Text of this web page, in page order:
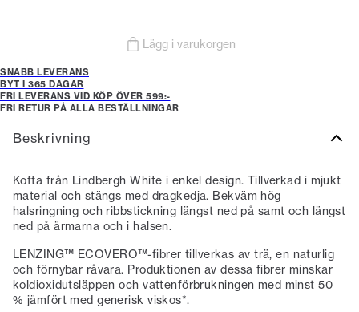
Lägg i varukorgen
SNABB LEVERANS
BYT I 365 DAGAR
FRI LEVERANS VID KÖP ÖVER 599:-
FRI RETUR PÅ ALLA BESTÄLLNINGAR
Beskrivning
Kofta från Lindbergh White i enkel design. Tillverkad i mjukt
material och stängs med dragkedja. Bekväm hög
halsringning och ribbstickning längst ned på samt och längst
ned på ärmarna och i halsen.
LENZING™ ECOVERO™-fibrer tillverkas av trä, en naturlig
och förnybar råvara. Produktionen av dessa fibrer minskar
koldioxidutsläppen och vattenförbrukningen med minst 50
% jämfört med generisk viskos*.